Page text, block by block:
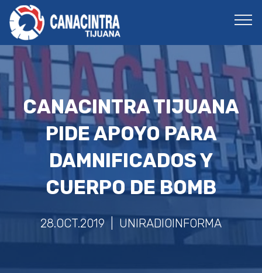
CANACINTRA TIJUANA
PIDE APOYO PARA
DAMNIFICADOS Y
CUERPO DE BOMB
28.OCT.2019 | UNIRADIOINFORMA